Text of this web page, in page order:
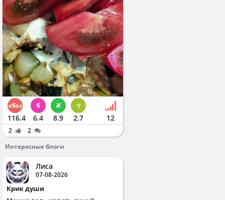
116.4 6.4 8.9 2.7 12
2
2
Интересные блоги
Лиса
07-08-2026
Крик души